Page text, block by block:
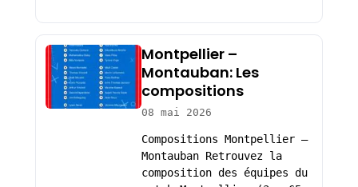
Montpellier –
Montauban: Les
compositions
08 mai 2026
Compositions Montpellier –
Montauban Retrouvez la
composition des équipes du